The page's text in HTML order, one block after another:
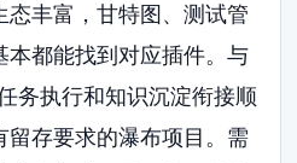
态丰富，甘特图、测试管
本都能找到对应插件。与
务执行和知识沉淀衔接顺
留存要求的瀑布项目。需